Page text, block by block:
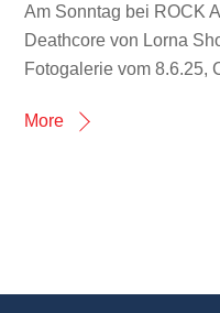
Am Sonntag bei ROCK
Deathcore von Lorna
Fotogalerie vom 8.6.25,
More